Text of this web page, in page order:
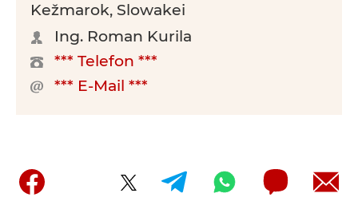
Kežmarok, Slowakei
Ing. Roman Kurila
*** Telefon ***
*** E-Mail ***